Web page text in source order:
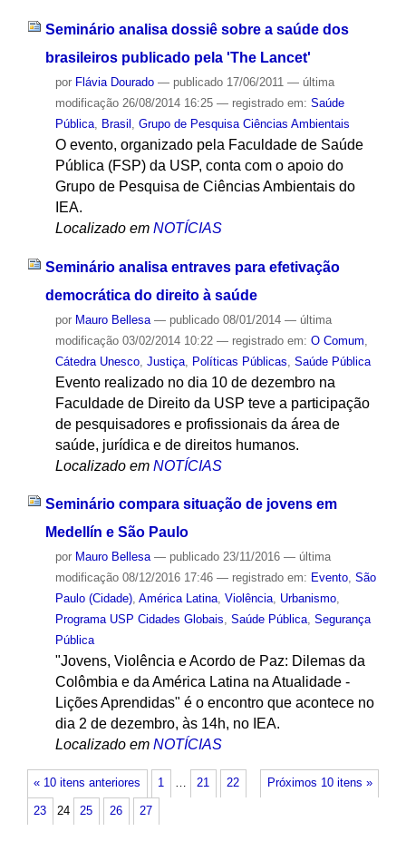
Seminário analisa dossiê sobre a saúde dos
brasileiros publicado pela 'The Lancet'
por Flávia Dourado — publicado17/06/2011 — última
modificação26/08/2014 16:25 — registrado em: Saúde
Pública, Brasil Grupo de Pesquisa Ciências Ambientais
O evento, organizado pela Faculdade de Saúde
Pública (FSP) da USP, conta com o apoio do
Grupo de Pesquisa de Ciências Ambientais do
IEA.
Localizado em NOTÍCIAS
Seminário analisa entraves para efetivação
democrática do direito à saúde
por Mauro Bellesa — publicado08/01/2014 — última
modificação03/02/2014 10:22 — registrado em: O Comum
Cátedra Unesco, Justiça, Políticas Públicas Saúde Pública
Evento realizado no dia 10 de dezembro na
Faculdade de Direito da USP teve a participação
de pesquisadores e profissionais da área de
saúde, jurídica e de direitos humanos.
Localizado em NOTÍCIAS
Seminário compara situação de jovens em
Medellín e São Paulo
por Mauro Bellesa — publicado23/11/2016 — última
modificação08/12/2016 17:46 — registrado em: Evento, São
Paulo (Cidade), América Latina, Violência, Urbanismo,
Programa USP Cidades Globais, Saúde Pública, Segurança
Pública
"Jovens, Violência e Acordo de Paz: Dilemas da
Colômbia e da América Latina na Atualidade -
Lições Aprendidas" é o encontro que acontece no
dia 2 de dezembro, às 14h, no IEA.
Localizado em NOTÍCIAS
« 10 itens anteriores Próximos 10 itens »
1 … 21 22
23 24 25 26 27